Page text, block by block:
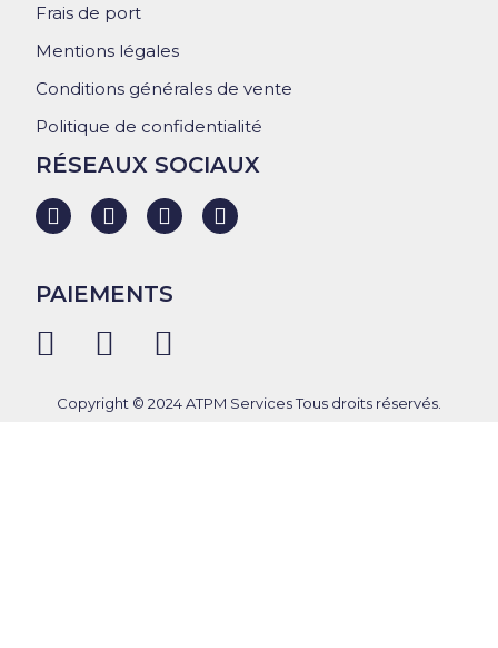
Frais de port
Mentions légales
Conditions générales de vente
Politique de confidentialité
RÉSEAUX SOCIAUX
PAIEMENTS
Copyright © 2024 ATPM Services Tous droits réservés.